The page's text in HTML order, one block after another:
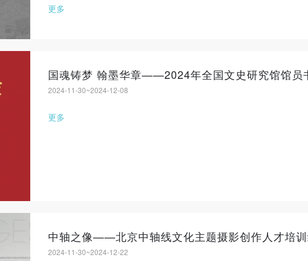
更多
2024-11-30~2024-12-08
更多
2024-11-30~2024-12-22
登录